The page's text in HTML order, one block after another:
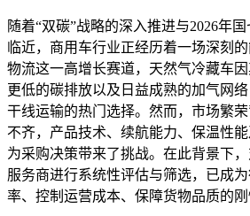
随着“双碳”战略的深入推进与2026年
临近，商用车行业正经历着一场深刻
物流这一高增长赛道，天然气冷藏车因
更低的碳排放以及日益成熟的加气网
干线运输的热门选择。然而，市场繁
不齐，产品技术、续航能力、保温性能
为采购决策带来了挑战。在此背景下
服务商进行系统性评估与筛选，已成
率、控制运营成本、保障货物品质的刚